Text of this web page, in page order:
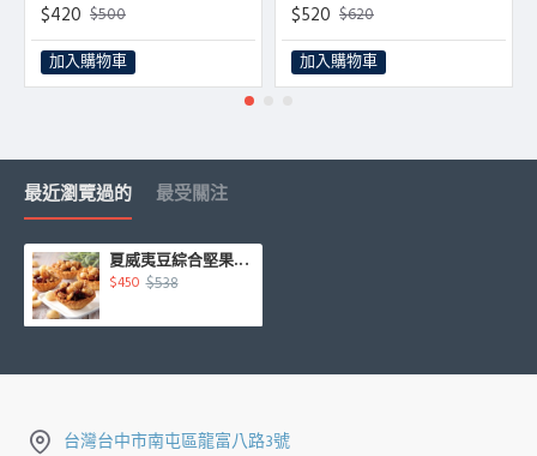
$420 $500
加入購物車
$520 $620
加入購物車
最近瀏覽過的 最受關注
夏威夷豆綜合堅果塔10入/盒
$450 $538
台灣台中市南屯區龍富八路3號